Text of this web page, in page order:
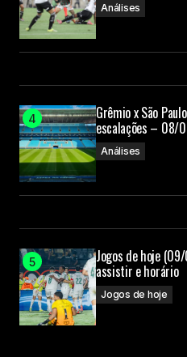
Análises
Grêmio x São
escalações – 08/
Análises
Jogos de hoje
assistir e horário
Jogos de hoje